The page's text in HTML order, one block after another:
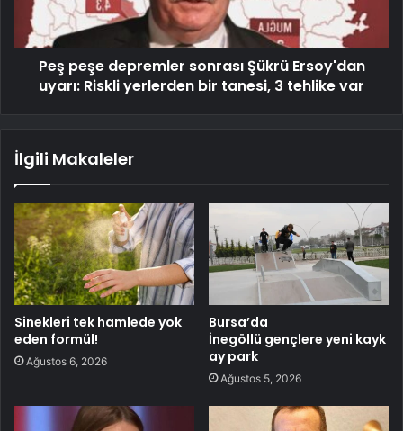
Peş peşe depremler sonrası Şükrü Ersoy'dan
uyarı: Riskli yerlerden bir tanesi, 3 tehlike var
İlgili Makaleler
Sinekleri tek hamlede yok
eden formül!
Ağustos 6, 2026
Bursa’da
İnegöllü gençlere yeni kayk
ay park
Ağustos 5, 2026